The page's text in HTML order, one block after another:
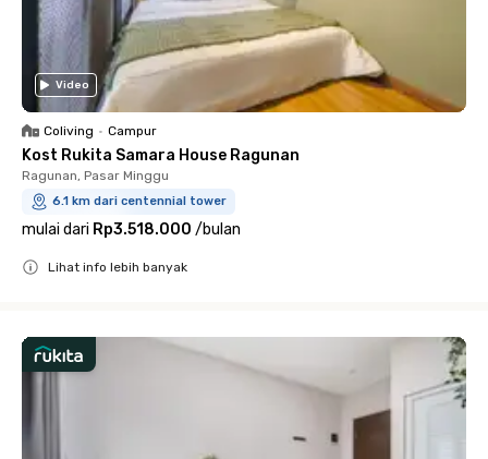
Video
Coliving • Campur
Kost Rukita Samara House Ragunan
Ragunan, Pasar Minggu
6.1 km dari centennial tower
mulai dari Rp3.518.000 /bulan
Lihat info lebih banyak